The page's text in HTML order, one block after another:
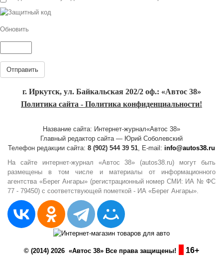
Обновить
Отправить
г. Иркутск, ул. Байкальская 202/2 оф.: «Автос 38»
Политика сайта - Политика конфиденциальности!
Название сайта: Интернет-журнал«Автос 38»
Главный редактор сайта — Юрий Соболевский
Телефон редакции сайта: 8 (902) 544 39 51, E-mail: info@autos38.ru
На сайте интернет-журнал «Автос 38» (autos38.ru) могут быть
размещены в том числе и материалы от информационного
агентства «Берег Ангары» (регистрационный номер СМИ: ИА № ФС
77 - 79450) с соответствующей пометкой - ИА «Берег Ангары».
© (2014) 2026 «Автос 38» Все права защищены! 16+